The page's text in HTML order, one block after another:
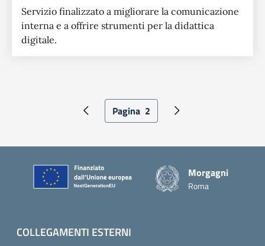
Servizio finalizzato a migliorare la comunicazione
interna e a offrire strumenti per la didattica
digitale.
Pagina precedente
Pagina attuale
Pagina 2 Pagina successiva
Piè di pagina
Morgagni
Roma
COLLEGAMENTI ESTERNI